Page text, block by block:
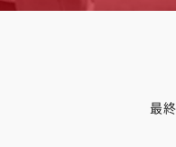
最